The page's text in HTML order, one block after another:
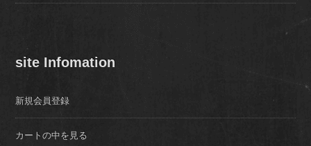
site Infomation
新規会員登録
カートの中を見る